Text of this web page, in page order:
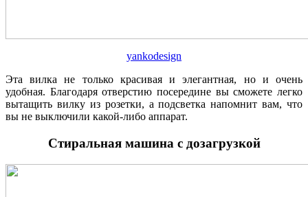
yankodesign
Эта вилка не только красивая и элегантная, но и очень
удобная. Благодаря отверстию посередине вы сможете легко
вытащить вилку из розетки, а подсветка напомнит вам, что
вы не выключили какой-либо аппарат.
Стиральная машина с дозагрузкой